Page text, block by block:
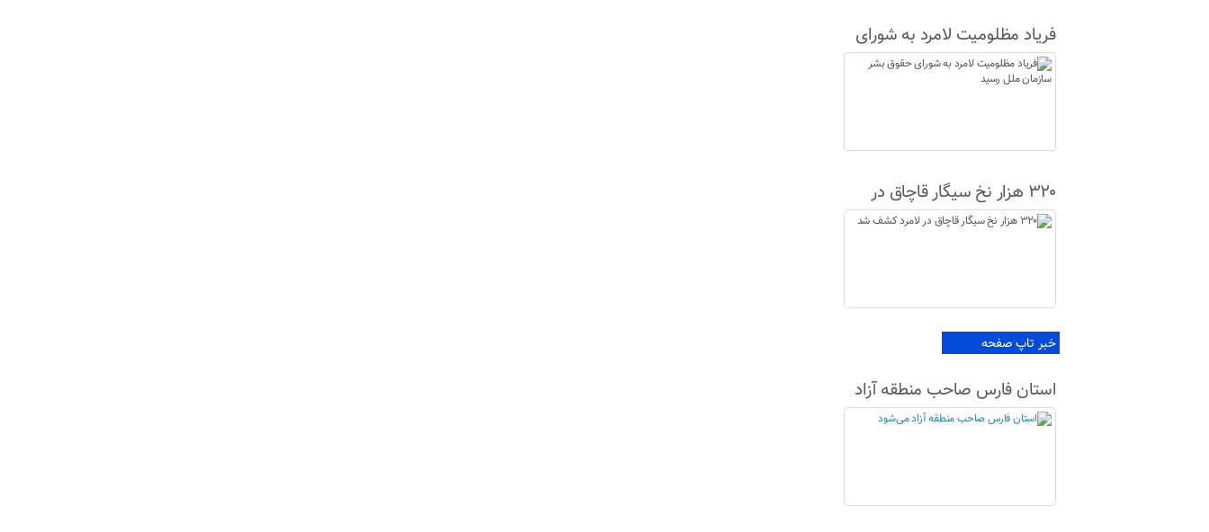
فریاد مظلومیت لامرد به شورای
حقوق بشر سازمان ملل رسید
۳۲۰ هزار نخ سیگار قاچاق در
لامرد کشف شد
خبر تاپ صفحه
استان فارس صاحب منطقه آزاد
می‌شود